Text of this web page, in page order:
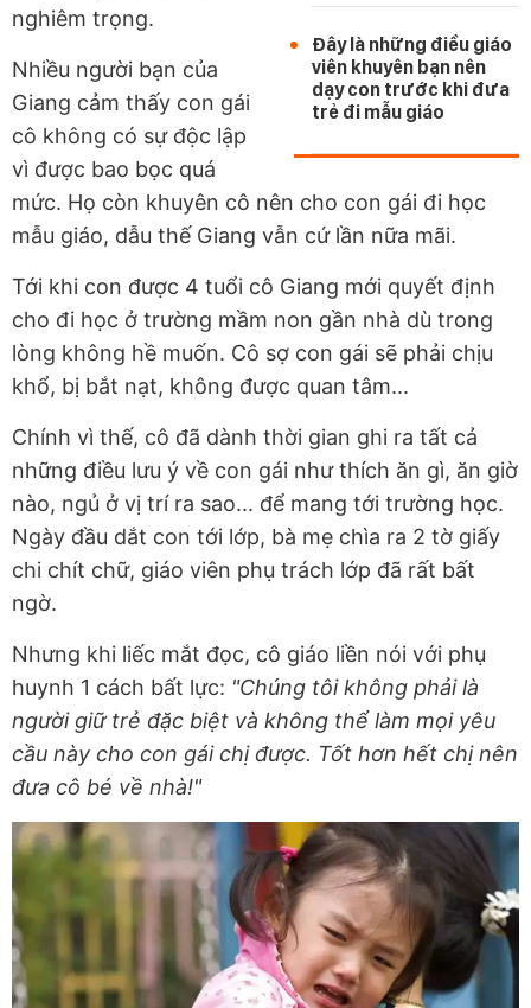
Đây là những điều giáo
viên khuyên bạn nên
dạy con trước khi đưa
trẻ đi mẫu giáo
nghiêm trọng.
Nhiều người bạn của
Giang cảm thấy con gái
cô không có sự độc lập
vì được bao bọc quá
mức. Họ còn khuyên cô nên cho con gái đi học
mẫu giáo, dẫu thế Giang vẫn cứ lần nữa mãi.
Tới khi con được 4 tuổi cô Giang mới quyết định
cho đi học ở trường mầm non gần nhà dù trong
lòng không hề muốn. Cô sợ con gái sẽ phải chịu
khổ, bị bắt nạt, không được quan tâm...
Chính vì thế, cô đã dành thời gian ghi ra tất cả
những điều lưu ý về con gái như thích ăn gì, ăn giờ
nào, ngủ ở vị trí ra sao... để mang tới trường học.
Ngày đầu dắt con tới lớp, bà mẹ chìa ra 2 tờ giấy
chi chít chữ, giáo viên phụ trách lớp đã rất bất
ngờ.
Nhưng khi liếc mắt đọc, cô giáo liền nói với phụ
huynh 1 cách bất lực: "Chúng tôi không phải là
người giữ trẻ đặc biệt và không thể làm mọi yêu
cầu này cho con gái chị được. Tốt hơn hết chị nên
đưa cô bé về nhà!"